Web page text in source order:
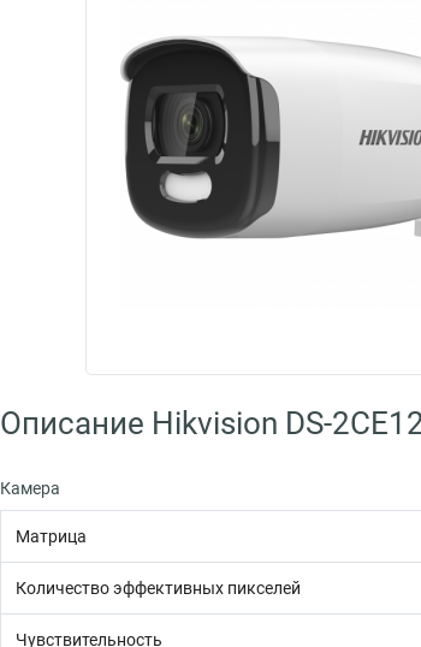
Описание Hikvision DS-
Камера
Матрица
Количество эффективных пикселей
Чувствительность